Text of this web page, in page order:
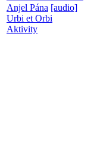
Anjel Pána [audio]
Urbi et Orbi
Aktivity